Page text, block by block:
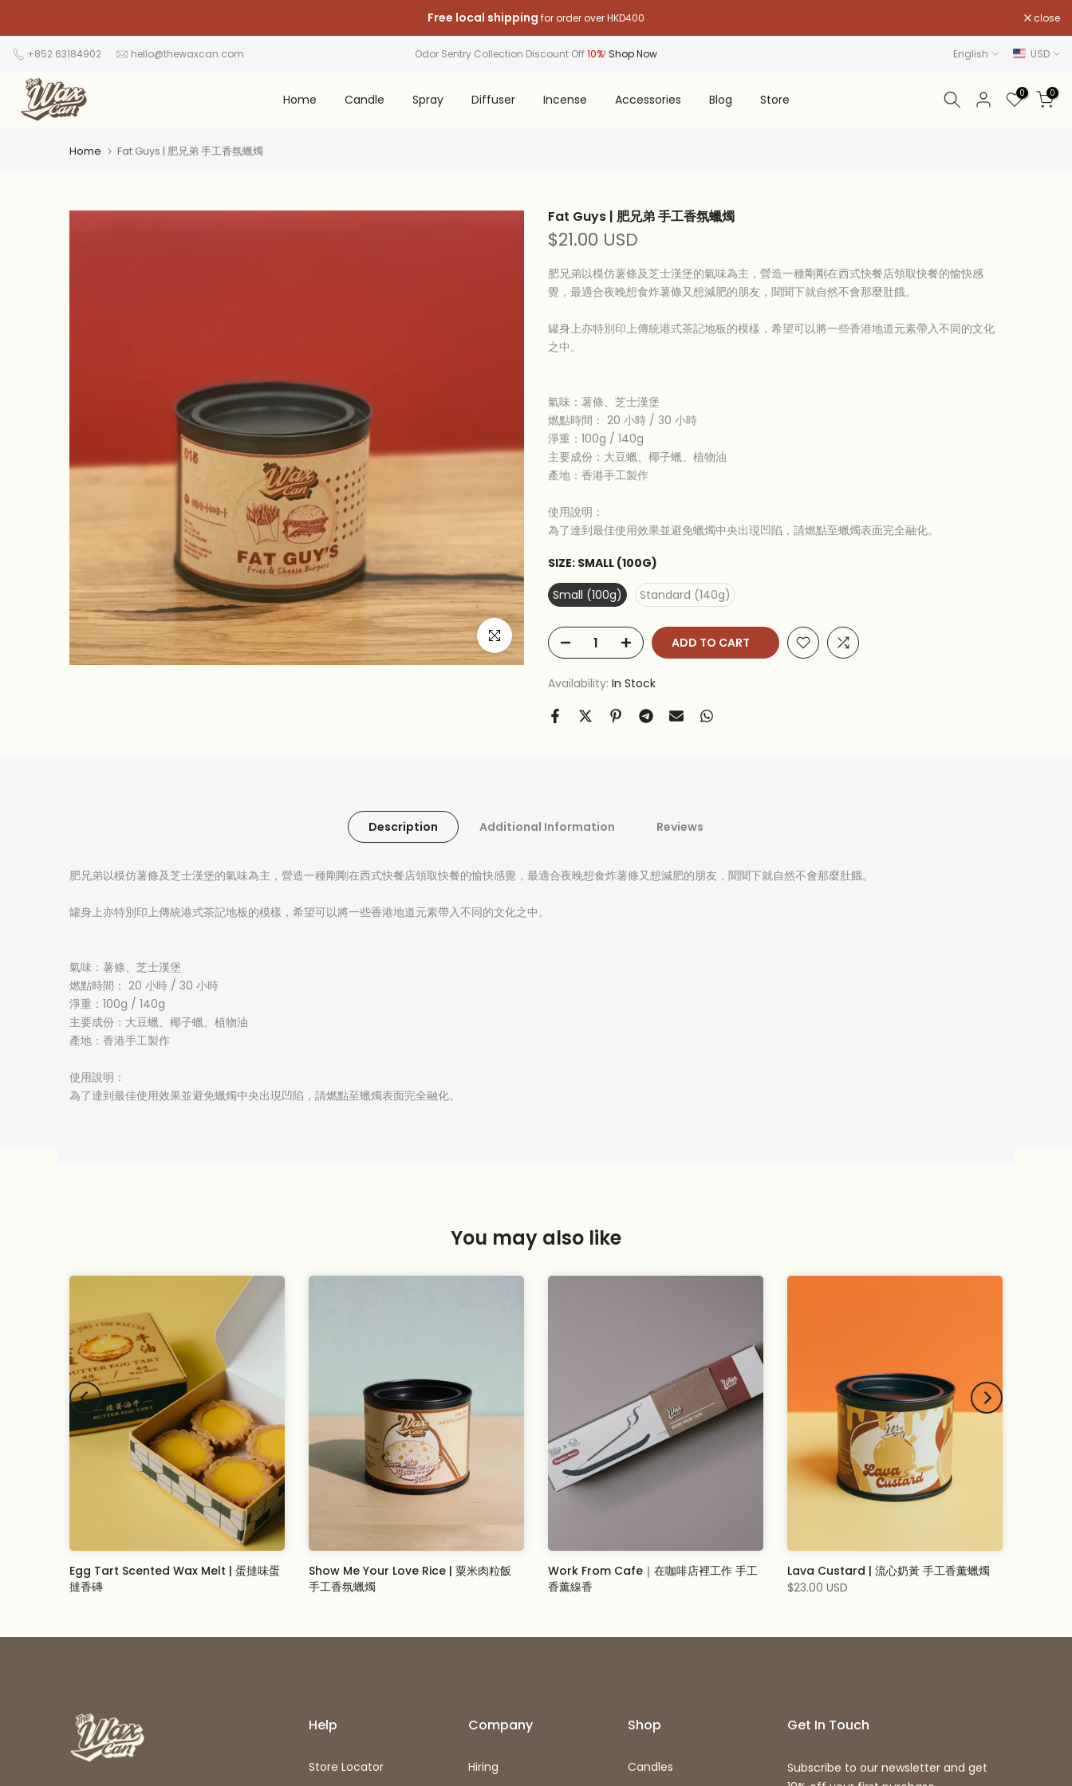
to
content
Free local shipping for order over HKD400 close
+852 63184902 hello@thewaxcan.com Odor Sentry Collection Discount Off10%! Shop Now English USD
Home Candle Spray Diffuser Incense Accessories Blog Store 0 0
Home Fat Guys | 肥兄弟 手工香氛蠟燭
Click to enlarge
Fat Guys | 肥兄弟 手工香氛蠟燭
$21.00 USD
肥兄弟以模仿薯條及芝士漢堡的氣味為主，營造一種剛剛在西式快餐店領取快餐的愉快感
覺，最適合夜晚想食炸薯條又想減肥的朋友，聞聞下就自然不會那麼肚餓。
罐身上亦特別印上傳統港式茶記地板的模樣，希望可以將一些香港地道元素帶入不同的文化
之中。
氣味：薯條、芝士漢堡
燃點時間： 20 小時 / 30 小時
淨重：100g / 140g
主要成份：大豆蠟、椰子蠟、植物油
產地：香港手工製作
使用說明：
為了達到最佳使用效果並避免蠟燭中央出現凹陷，請燃點至蠟燭表面完全融化。
SIZE: SMALL (100G)
Small (100g)
Standard (140g)
ADD TO CART
Availability: In Stock
Description Additional Information Reviews
肥兄弟以模仿薯條及芝士漢堡的氣味為主，營造一種剛剛在西式快餐店領取快餐的愉快感覺，最適合夜晚想食炸薯條又想減肥的朋友，聞聞下就自然不會那麼肚餓。
罐身上亦特別印上傳統港式茶記地板的模樣，希望可以將一些香港地道元素帶入不同的文化之中。
氣味：薯條、芝士漢堡
燃點時間： 20 小時 / 30 小時
淨重：100g / 140g
主要成份：大豆蠟、椰子蠟、植物油
產地：香港手工製作
使用說明：
為了達到最佳使用效果並避免蠟燭中央出現凹陷，請燃點至蠟燭表面完全融化。
You may also like
Egg Tart Scented Wax Melt | 蛋撻味蛋
撻香磚
Show Me Your Love Rice | 粟米肉粒飯
手工香氛蠟燭
Work From Cafe｜在咖啡店裡工作 手工
香薰線香
Lava Custard | 流心奶黃 手工香薰蠟燭
$23.00 USD
Help
Store Locator
Company
Hiring
Shop
Candles
Get In Touch
Subscribe to our newsletter and get